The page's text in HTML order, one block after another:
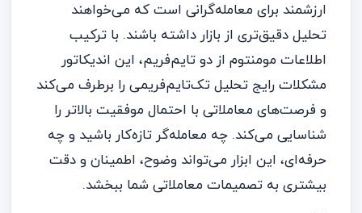
ارزشمند برای معامله‌گرانی است که می‌خواهند
تحلیل دقیق‌تری از بازار داشته باشند. با ترکیب
اطلاعات مومنتوم از دو تایم‌فریم، این اندیکاتور
مشکلات رایج تحلیل تک‌تایم‌فریمی را برطرف می‌کند
و فرصت‌های معاملاتی با احتمال موفقیت بالاتر را
شناسایی می‌کند. چه معامله‌گر تازه‌کار باشید و چه
حرفه‌ای، این ابزار می‌تواند وضوح، اطمینان و دقت
بیشتری به تصمیمات معاملاتی شما ببخشد.